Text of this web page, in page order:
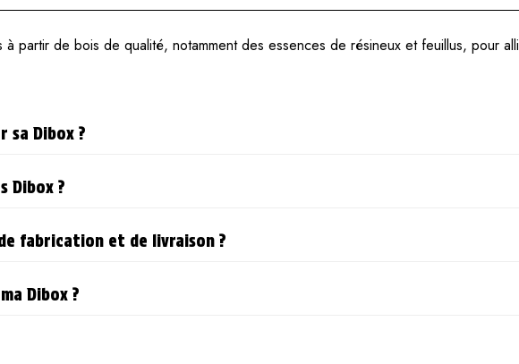
partir de bois de qualité, notamment des essences de résineux et feuillus, pour
sa Dibox ?
Dibox ?
fabrication et de livraison ?
Dibox ?